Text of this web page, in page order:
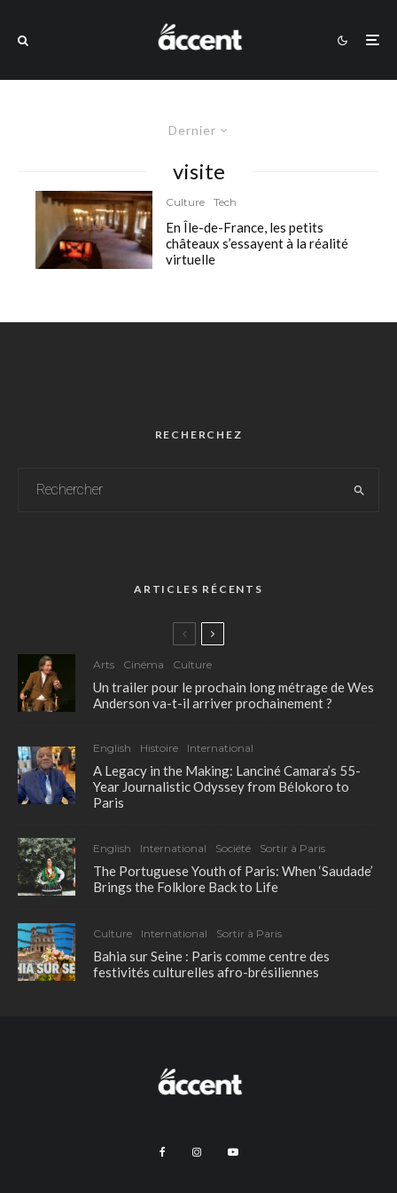
Dernier
visite
Culture Tech
En Île-de-France, les petits
châteaux s’essayent à la réalité
virtuelle
RECHERCHEZ
ARTICLES RÉCENTS
Arts Cinéma Culture
Un trailer pour le prochain long métrage de Wes
Anderson va-t-il arriver prochainement ?
English Histoire International
A Legacy in the Making: Lanciné Camara’s 55-
Year Journalistic Odyssey from Bélokoro to
Paris
English International Société Sortir à Paris
The Portuguese Youth of Paris: When ‘Saudade’
Brings the Folklore Back to Life
Culture International Sortir à Paris
Bahia sur Seine : Paris comme centre des
festivités culturelles afro-brésiliennes